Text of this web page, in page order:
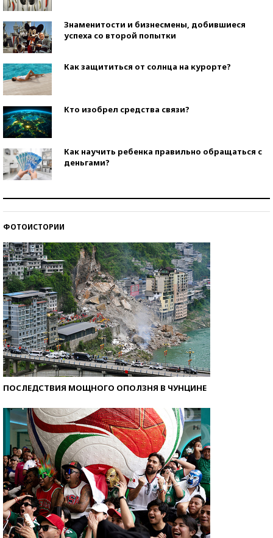
Знаменитости и бизнесмены, добившиеся
успеха со второй попытки
Как защититься от солнца на курорте?
Кто изобрел средства связи?
Как научить ребенка правильно обращаться с
деньгами?
ФОТОИСТОРИИ
ПОСЛЕДСТВИЯ МОЩНОГО ОПОЛЗНЯ В ЧУНЦИНЕ